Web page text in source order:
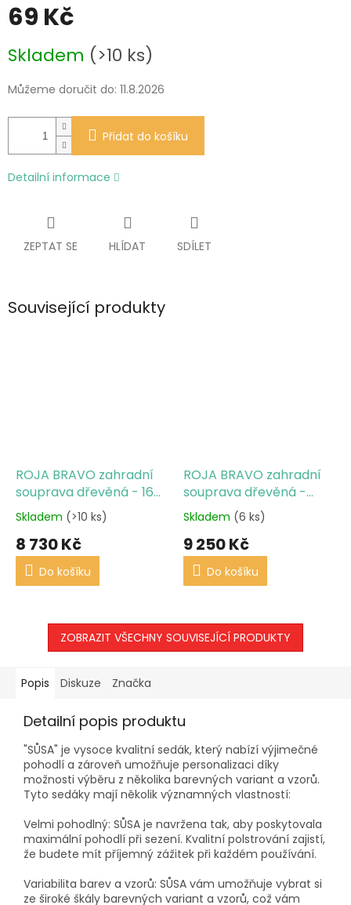
69 Kč
cena:
Skladem (>10 ks)
Můžeme doručit do: 11.8.2026
Přidat do košíku
Detailní informace
ZEPTAT SE HLÍDAT SDÍLET
Související produkty
ROJA BRAVO zahradní
souprava dřevěná - 160
cm
Skladem (>10 ks)
8 730 Kč
Do košíku
ROJA BRAVO zahradní
souprava dřevěná -
180cm
Skladem (6 ks)
9 250 Kč
Do košíku
ZOBRAZIT VŠECHNY SOUVISEJÍCÍ PRODUKTY
Popis Diskuze Značka
Detailní popis produktu
"SŮSA" je vysoce kvalitní sedák, který nabízí výjimečné
pohodlí a zároveň umožňuje personalizaci díky
možnosti výběru z několika barevných variant a vzorů.
Tyto sedáky mají několik významných vlastností:
Velmi pohodlný: SŮSA je navržena tak, aby poskytovala
maximální pohodlí při sezení. Kvalitní polstrování zajistí,
že budete mít příjemný zážitek při každém používání.
Variabilita barev a vzorů: SŮSA vám umožňuje vybrat si
ze široké škály barevných variant a vzorů, což vám